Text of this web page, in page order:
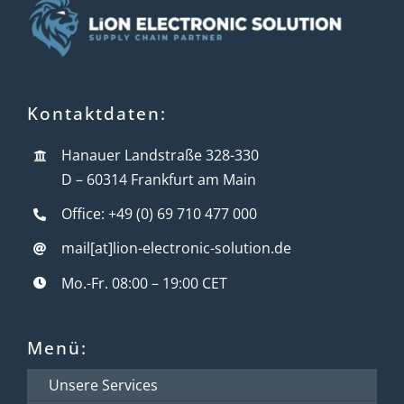
Kontaktdaten:
Hanauer Landstraße 328-330
D – 60314 Frankfurt am Main
Office: +49 (0) 69 710 477 000
mail[at]lion-electronic-solution.de
Mo.-Fr. 08:00 – 19:00 CET
Menü:
Unsere Services